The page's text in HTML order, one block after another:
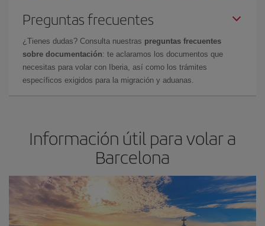
Preguntas frecuentes
¿Tienes dudas? Consulta nuestras preguntas frecuentes
sobre documentación: te aclaramos los documentos que
necesitas para volar con Iberia, así como los trámites
específicos exigidos para la migración y aduanas.
Información útil para volar a
Barcelona